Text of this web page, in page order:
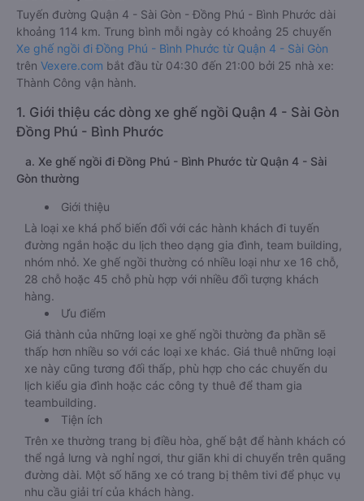
Tuyến đường Quận 4 - Sài Gòn - Đồng Phú - Bình Phước dài
khoảng 114 km. Trung bình mỗi ngày có khoảng 25 chuyến
Xe ghế ngồi đi Đồng Phú - Bình Phước từ Quận 4 - Sài Gòn
trên Vexere.com bắt đầu từ 04:30 đến 21:00 bởi 25 nhà xe:
Thành Công vận hành.
1. Giới thiệu các dòng xe ghế ngồi Quận 4 - Sài Gòn
Đồng Phú - Bình Phước
a. Xe ghế ngồi đi Đồng Phú - Bình Phước từ Quận 4 - Sài
Gòn thường
Giới thiệu
Là loại xe khá phổ biến đối với các hành khách đi tuyến
đường ngắn hoặc du lịch theo dạng gia đình, team building,
nhóm nhỏ. Xe ghế ngồi thường có nhiều loại như xe 16 chỗ,
28 chỗ hoặc 45 chỗ phù hợp với nhiều đối tượng khách
hàng.
Ưu điểm
Giá thành của những loại xe ghế ngồi thường đa phần sẽ
thấp hơn nhiều so với các loại xe khác. Giá thuê những loại
xe này cũng tương đối thấp, phù hợp cho các chuyến du
lịch kiểu gia đình hoặc các công ty thuê để tham gia
teambuilding.
Tiện ích
Trên xe thường trang bị điều hòa, ghế bật để hành khách có
thể ngả lưng và nghỉ ngơi, thư giãn khi di chuyển trên quãng
đường dài. Một số hãng xe có trang bị thêm tivi để phục vụ
nhu cầu giải trí của khách hàng.